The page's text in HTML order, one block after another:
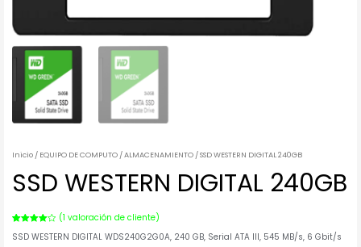
Inicio / EQUIPO DE COMPUTO /ALMACENAMIENTO / SSD WESTERN DIGITAL 240GB
SSD WESTERN DIGITAL 240GB
4.00
(1 valoración de cliente)
SSD WESTERN DIGITAL WDS240G2G0A, 240 GB, Serial ATA III, 545 MB/s, 6 Gbit/s